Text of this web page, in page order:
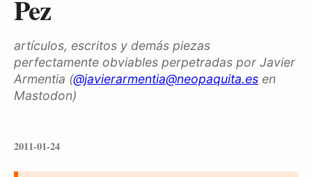
Pez
artículos, escritos y demás piezas
perfectamente obviables perpetradas por Javier
Armentia (@javierarmentia@neopaquita.es en
Mastodon)
2011-01-24